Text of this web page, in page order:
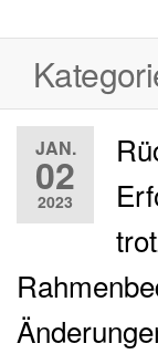
JAN.
02
2023